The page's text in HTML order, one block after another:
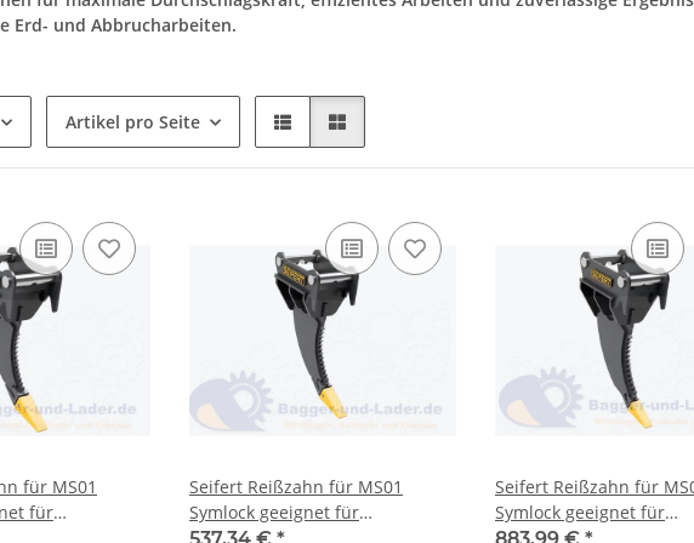
Erd- und Abbrucharbeiten.
Artikel pro Seite
für
Seifert Reißzahn für MS01
Symlock geeignet für
Minibagger 1 -2 to. ( SRT.C1.55-
Seifert Reißzahn für MS03
Symlock geeignet für
Minibagger 2 -3 to. (